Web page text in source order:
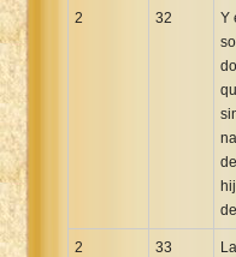
2 32
Y
2 33